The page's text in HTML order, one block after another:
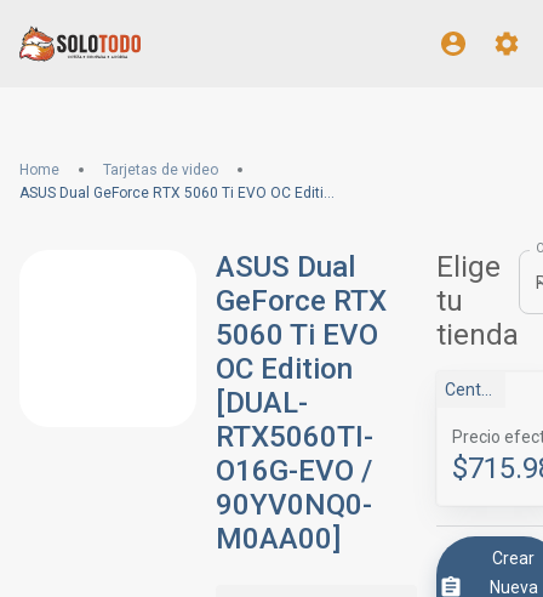
Home
Tarjetas de video
ASUS Dual GeForce RTX 5060 Ti EVO OC Edition [DUAL-RTX5060TI-O16G-EVO / 90YV0NQ0-M0AA00]
ASUS Dual
GeForce RTX
5060 Ti EVO
OC Edition
[DUAL-
RTX5060TI-
O16G-EVO /
90YV0NQ0-
M0AA00]
Elige
tu
tienda
Centrale
Precio
Crear
Nueva